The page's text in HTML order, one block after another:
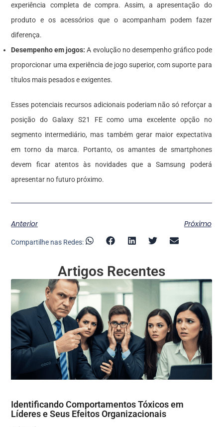
experiência completa de compra. Assim, a apresentação do
produto e os acessórios que o acompanham podem fazer
diferença.
Desempenho em jogos: A evolução no desempenho gráfico pode
proporcionar uma experiência de jogo superior, com suporte para
títulos mais pesados e exigentes.
Esses potenciais recursos adicionais poderiam não só reforçar a
posição do Galaxy S21 FE como uma excelente opção no
segmento intermediário, mas também gerar maior expectativa
em torno da marca. Portanto, os amantes de smartphones
devem ficar atentos às novidades que a Samsung poderá
apresentar no futuro próximo.
Anterior Próximo
Compartilhe nas Redes:
Artigos Recentes
Identificando Comportamentos Tóxicos em
Líderes e Seus Efeitos Organizacionais